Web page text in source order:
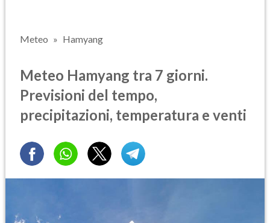
Meteo Hamyang
Meteo Hamyang tra 7 giorni.
Previsioni del tempo,
precipitazioni, temperatura e venti